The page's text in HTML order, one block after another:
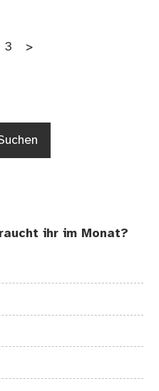
Seite
3 >
ihr im Monat?